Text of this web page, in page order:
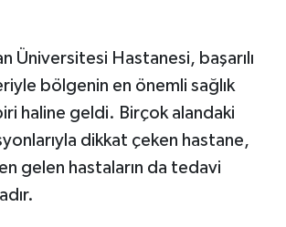
Üniversitesi Hastanesi, başarılı
bölgenin en önemli sağlık
haline geldi. Birçok alandaki
dikkat çeken hastane,
gelen hastaların da tedavi